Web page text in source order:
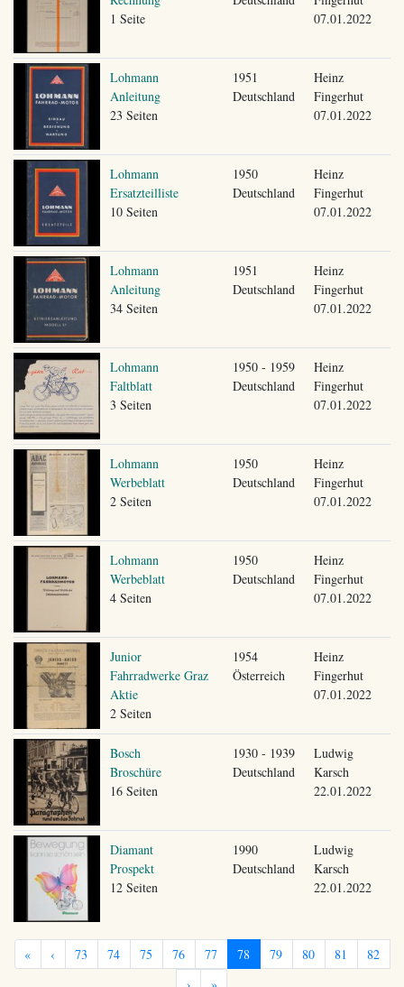
1 Seite
07.01.2022
Lohmann
Anleitung
23 Seiten
1951
Deutschland
Heinz
Fingerhut
07.01.2022
Lohmann
Ersatzteilliste
10 Seiten
1950
Deutschland
Heinz
Fingerhut
07.01.2022
Lohmann
Anleitung
34 Seiten
1951
Deutschland
Heinz
Fingerhut
07.01.2022
Lohmann
Faltblatt
3 Seiten
1950 - 1959
Deutschland
Heinz
Fingerhut
07.01.2022
Lohmann
Werbeblatt
2 Seiten
1950
Deutschland
Heinz
Fingerhut
07.01.2022
Lohmann
Werbeblatt
4 Seiten
1950
Deutschland
Heinz
Fingerhut
07.01.2022
Junior
Fahrradwerke Graz
Aktie
2 Seiten
1954
Österreich
Heinz
Fingerhut
07.01.2022
Bosch
Broschüre
16 Seiten
1930 - 1939
Deutschland
Ludwig
Karsch
22.01.2022
Diamant
Prospekt
12 Seiten
1990
Deutschland
Ludwig
Karsch
22.01.2022
« ‹ 73 74 75 76 77 78 79 80 81
82
›
»